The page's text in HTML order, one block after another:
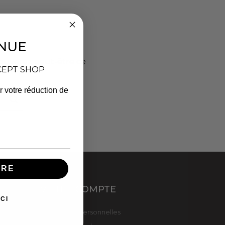
peut-être ce
VOTRE COMPTE
Informations personnelles
SHOP
votre réduction de